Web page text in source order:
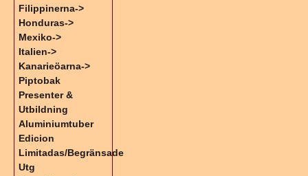
Filippinerna->
Honduras->
Mexiko->
Italien->
Kanarieöarna->
Piptobak
Presenter &
Utbildning
Aluminiumtuber
Edicion
Limitadas/Begränsade
Utg